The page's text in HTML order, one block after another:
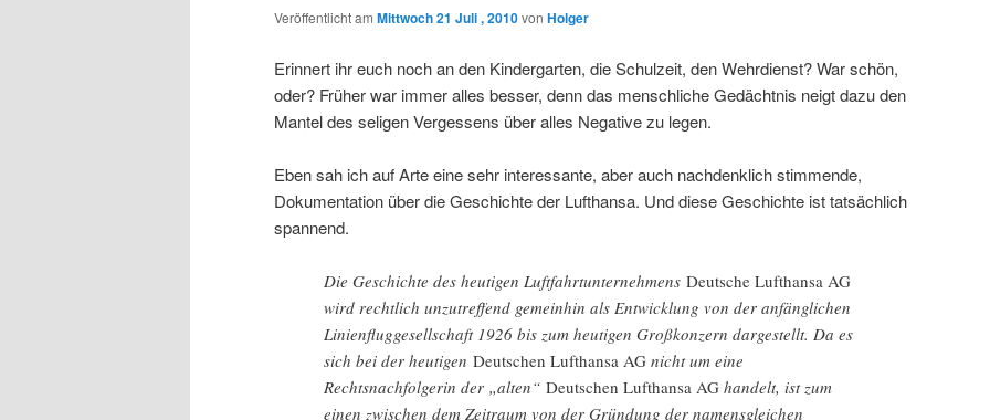
Veröffentlicht am Mittwoch 21 Juli , 2010von Holger
Erinnert ihr euch noch an den Kindergarten, die Schulzeit, den Wehrdienst? War schön,
oder? Früher war immer alles besser, denn das menschliche Gedächtnis neigt dazu den
Mantel des seligen Vergessens über alles Negative zu legen.
Eben sah ich auf Arte eine sehr interessante, aber auch nachdenklich stimmende,
Dokumentation über die Geschichte der Lufthansa. Und diese Geschichte ist tatsächlich
spannend.
Die Geschichte des heutigen Luftfahrtunternehmens Deutsche Lufthansa AG
wird rechtlich unzutreffend gemeinhin als Entwicklung von der anfänglichen
Linienfluggesellschaft 1926 bis zum heutigen Großkonzern dargestellt. Da es
sich bei der heutigen Deutschen Lufthansa AG nicht um eine
Rechtsnachfolgerin der „alten“ Deutschen Lufthansa AG handelt, ist zum
einen zwischen dem Zeitraum von der Gründung der namensgleichen